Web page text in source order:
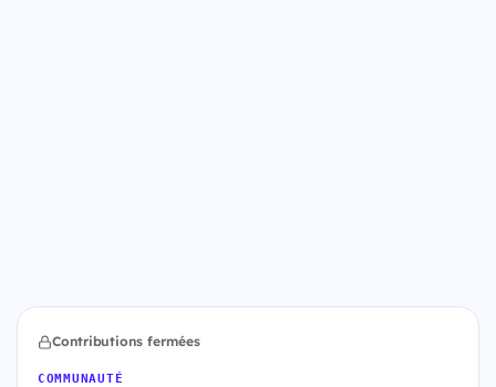
Contributions fermées
COMMUNAUTÉ